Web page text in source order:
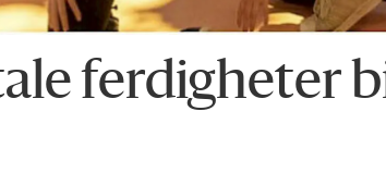
ferdigheter